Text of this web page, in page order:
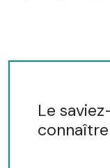
Le
connaître